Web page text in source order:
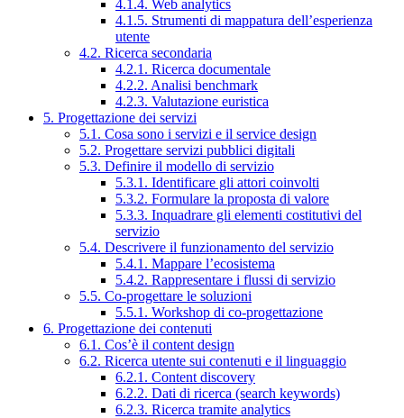
4.1.4. Web analytics
4.1.5. Strumenti di mappatura dell’esperienza
utente
4.2. Ricerca secondaria
4.2.1. Ricerca documentale
4.2.2. Analisi benchmark
4.2.3. Valutazione euristica
5. Progettazione dei servizi
5.1. Cosa sono i servizi e il service design
5.2. Progettare servizi pubblici digitali
5.3. Definire il modello di servizio
5.3.1. Identificare gli attori coinvolti
5.3.2. Formulare la proposta di valore
5.3.3. Inquadrare gli elementi costitutivi del
servizio
5.4. Descrivere il funzionamento del servizio
5.4.1. Mappare l’ecosistema
5.4.2. Rappresentare i flussi di servizio
5.5. Co-progettare le soluzioni
5.5.1. Workshop di co-progettazione
6. Progettazione dei contenuti
6.1. Cos’è il content design
6.2. Ricerca utente sui contenuti e il linguaggio
6.2.1. Content discovery
6.2.2. Dati di ricerca (search keywords)
6.2.3. Ricerca tramite analytics